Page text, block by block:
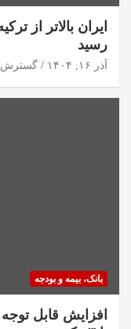
ایران بالاتر از
رسید
آذر ۱۶, ۱۴۰۴ گسترش
بانک، بیمه و بودجه